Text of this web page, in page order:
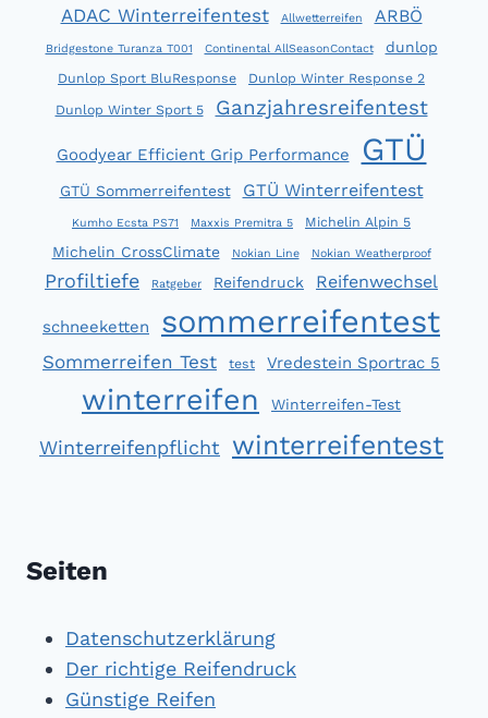
ADAC Winterreifentest Allwetterreifen ARBÖ
Bridgestone Turanza T001 Continental AllSeasonContact dunlop
Dunlop Sport BluResponse
Dunlop Winter Response 2
Dunlop Winter Sport 5
Ganzjahresreifentest
Goodyear Efficient Grip Performance GTÜ
GTÜ Sommerreifentest GTÜ Winterreifentest
Kumho Ecsta PS71 Maxxis Premitra 5 Michelin Alpin 5
Michelin CrossClimate Nokian Line Nokian Weatherproof
Profiltiefe Ratgeber Reifendruck Reifenwechsel
schneeketten sommerreifentest
Sommerreifen Test test Vredestein Sportrac 5
winterreifen Winterreifen-Test
Winterreifenpflicht winterreifentest
Seiten
Datenschutzerklärung
Der richtige Reifendruck
Günstige Reifen